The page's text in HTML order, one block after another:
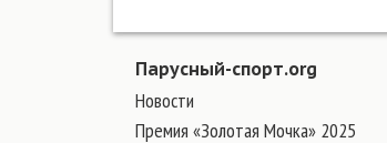
Парусный-спорт.org
Новости
Премия «Золотая Мочка» 2025